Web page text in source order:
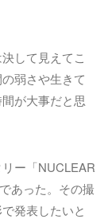
して見えてこ
弱さや生きて
が大事だと思
ー「NUCLEAR
あった。その撮
発表したいと